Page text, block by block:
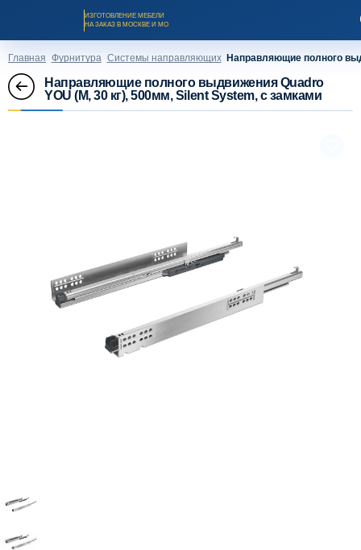
ИЗГОТОВЛЕНИЕ МЕБЕЛИ
НА ЗАКАЗ В МОСКВЕ И МО
Оплата и доставка
Рассрочка и кредит
Главная Фурнитура Системы направляющих Направляющие полного
Направляющие полного выдвижения Quadro
YOU (M, 30 кг), 500мм, Silent System, с замками